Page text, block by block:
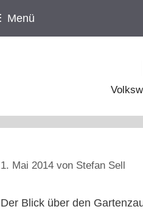
Menü
1. Mai 2014 von Stefan Sell
Der Blick über den